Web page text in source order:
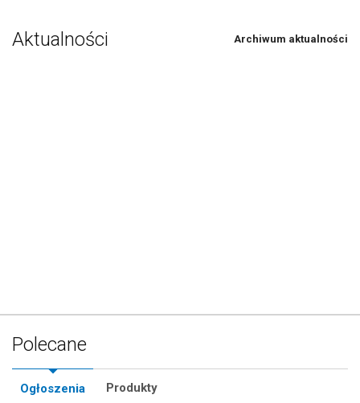
Aktualności Archiwum aktualności
Polecane
Ogłoszenia Produkty